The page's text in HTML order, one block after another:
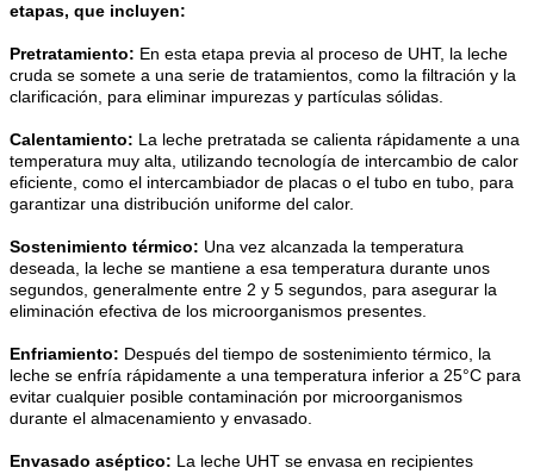
etapas, que incluyen:
Pretratamiento: En esta etapa previa al proceso de UHT, la leche
cruda se somete a una serie de tratamientos, como la filtración y la
clarificación, para eliminar impurezas y partículas sólidas.
Calentamiento: La leche pretratada se calienta rápidamente a una
temperatura muy alta, utilizando tecnología de intercambio de calor
eficiente, como el intercambiador de placas o el tubo en tubo, para
garantizar una distribución uniforme del calor.
Sostenimiento térmico: Una vez alcanzada la temperatura
deseada, la leche se mantiene a esa temperatura durante unos
segundos, generalmente entre 2 y 5 segundos, para asegurar la
eliminación efectiva de los microorganismos presentes.
Enfriamiento: Después del tiempo de sostenimiento térmico, la
leche se enfría rápidamente a una temperatura inferior a 25°C para
evitar cualquier posible contaminación por microorganismos
durante el almacenamiento y envasado.
Envasado aséptico: La leche UHT se envasa en recipientes